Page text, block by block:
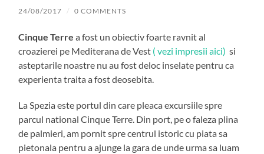
24/08/2017 / 0 COMMENTS
Cinque Terre a fost un obiectiv foarte ravnit al
croazierei pe Mediterana de Vest ( vezi impresii aici) si
asteptarile noastre nu au fost deloc inselate pentru ca
experienta traita a fost deosebita.
La Spezia este portul din care pleaca excursiile spre
parcul national Cinque Terre. Din port, pe o faleza plina
de palmieri, am pornit spre centrul istoric cu piata sa
pietonala pentru a ajunge la gara de unde urma sa luam